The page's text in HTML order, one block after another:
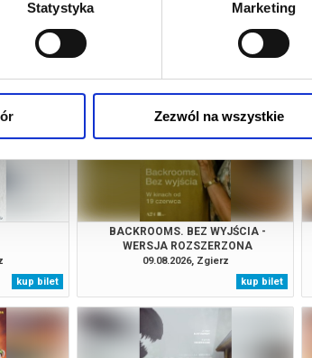
Statystyka Marketing
Zezwól na wszystkie
kup bilet
BACKROOMS. BEZ WYJŚCIA -
WERSJA ROZSZERZONA
09.08.2026, Zgierz
kup bilet